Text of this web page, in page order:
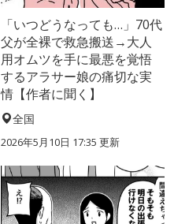
「いつどうなっても…」70代
父が全裸で救急搬送→大人
用オムツを手に最悪を覚悟
するアラサー娘の痛切な実
情【作者に聞く】
全国
2026年5月10日 17:35 更新